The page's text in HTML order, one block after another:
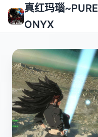
真红玛瑙~PURE
ONYX